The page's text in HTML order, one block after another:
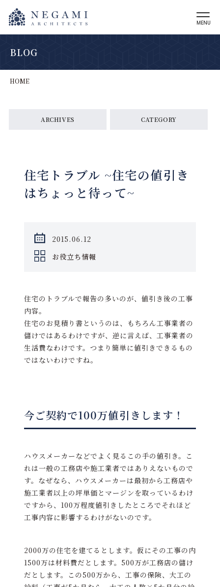
MENU
BLOG
HOME
ARCHIVES CATEGORY
住宅トラブル ~住宅の値引き
はちょっと待って~
2015.06.12
お役立ち情報
住宅のトラブルで報告の多いのが、値引き後の工事
内容。
住宅のお見積り書というのは、もちろん工事業者の
儲けではあるわけですが、逆に言えば、工事業者の
生活費なわけです。つまり簡単に値引きできるもの
ではないわけですね。
今ご契約で100万値引きします！
ハウスメーカーなどでよく見るこの手の値引き。こ
れは一般の工務店や施工業者ではありえないもので
す。なぜなら、ハウスメーカーは最初から工務店や
施工業者以上の坪単価とマージンを取っているわけ
ですから、100万程度値引きしたところでそれほど
工事内容に影響するわけがないのです。
2000万の住宅を建てるとします。仮にその工事の内
1500万は材料費だとします。500万が工務店の儲け
だとします。この500万から、工事の保険、大工の